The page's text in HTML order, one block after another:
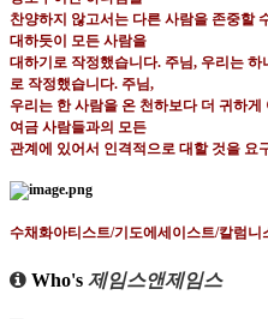
찬양하지 않고서는 다른 사람을 존중할
대하듯이 모든 사람을
대하기로 작정했습니다. 주님, 우리는 하
로 작정했습니다. 주님,
우리는 한 사람을 온 천하보다 더 귀하게
여금 사람들과의 모든
관계에 있어서 인격적으로 대할 것을 요
수채화아티스트/기도에세이스트/칼럼니
Who's 제임스앤제임스